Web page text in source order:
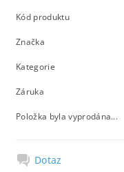
Kód produktu
Značka
Kategorie
Záruka
Položka byla vyprodána...
Dotaz